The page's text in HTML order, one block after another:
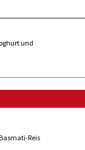
und
Reis